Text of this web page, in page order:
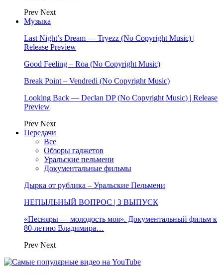
Prev Next
Музыка
Last Night’s Dream — Tryezz (No Copyright Music) |
Release Preview
Good Feeling – Roa (No Copyright Music)
Break Point – Vendredi (No Copyright Music)
Looking Back — Declan DP (No Copyright Music) | Release
Preview
Prev Next
Передачи
Все
Обзоры гаджетов
Уральские пельмени
Документальные фильмы
Дырка от рублика – Уральские Пельмени
НЕПЫЛЬНЫЙ ВОПРОС | 3 ВЫПУСК
«Песняры — молодость моя». Документальный фильм к
80-летию Владимира…
Prev Next